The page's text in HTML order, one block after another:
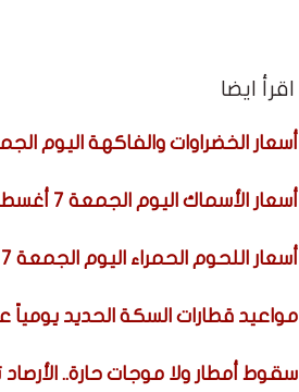
اقرأ ايضا
أسعار الخضراوات والفاكهة اليوم الجمعة 7 أغسطس
أسعار الأسماك اليوم الجمعة 7 أغسطس 2026
أسعار اللحوم الحمراء اليوم الجمعة 7 أغسطس 2026
مواعيد قطارات السكة الحديد
سقوط أمطار ولا موجات حارة..